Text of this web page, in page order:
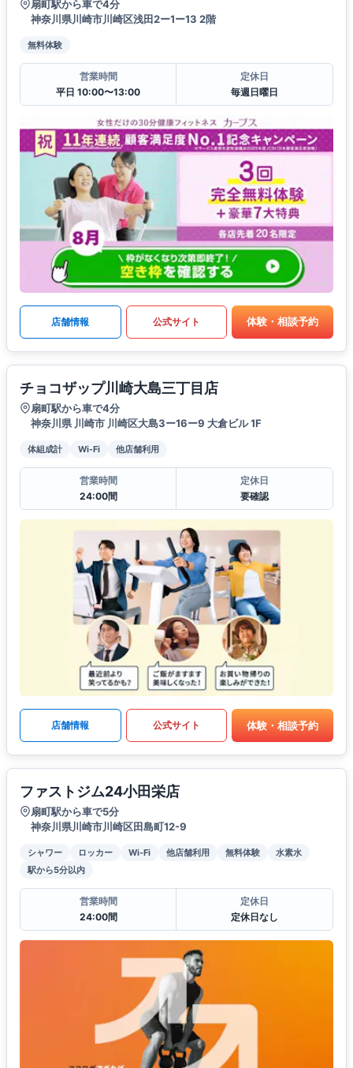
扇町駅から車で4分
神奈川県川崎市川崎区浅田2ー1ー13 2階
無料体験
営業時間
平日 10:00〜13:00
定休日
毎週日曜日
店舗情報 公式サイト 体験・相談予約
チョコザップ川崎大島三丁目店
扇町駅から車で4分
神奈川県 川崎市 川崎区大島3ー16ー9 大倉ビル 1F
体組成計 Wi-Fi 他店舗利用
営業時間
24:00間
定休日
要確認
店舗情報 公式サイト 体験・相談予約
ファストジム24小田栄店
扇町駅から車で5分
神奈川県川崎市川崎区田島町12-9
シャワー ロッカー Wi-Fi 他店舗利用 無料体験
水素水
駅から5分以内
営業時間
24:00間
定休日
定休日なし